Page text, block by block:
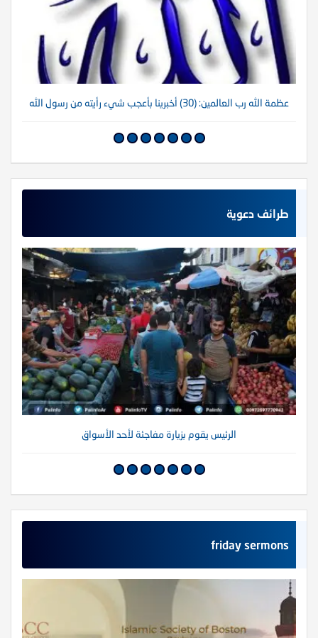
عظمة الله رب العالمين: (30) أخبرينا بأعجب شيء رأيته من رسول الله
طرائف دعوية
الرئيس يقوم بزيارة مفاجئة لأحد الأسواق
friday sermons